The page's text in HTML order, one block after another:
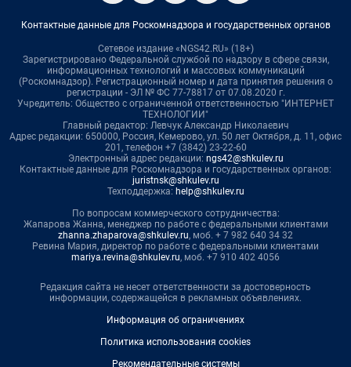
Контактные данные для Роскомнадзора и государственных органов
Сетевое издание «NGS42.RU» (18+)
Зарегистрировано Федеральной службой по надзору в сфере связи,
информационных технологий и массовых коммуникаций
(Роскомнадзор). Регистрационный номер и дата принятия решения о
регистрации - ЭЛ № ФС 77-78817 от 07.08.2020 г.
Учредитель: Общество с ограниченной ответственностью "ИНТЕРНЕТ
ТЕХНОЛОГИИ"
Главный редактор: Левчук Александр Николаевич
Адрес редакции: 650000, Россия, Кемерово, ул. 50 лет Октября, д. 11, офис
201, телефон +7 (3842) 23-22-60
Электронный адрес редакции: ngs42@shkulev.ru
Контактные данные для Роскомнадзора и государственных органов:
juristnsk@shkulev.ru
Техподдержка: help@shkulev.ru
По вопросам коммерческого сотрудничества:
Жапарова Жанна, менеджер по работе с федеральными клиентами
zhanna.zhaparova@shkulev.ru, моб. + 7 982 640 34 32
Ревина Мария, директор по работе с федеральными клиентами
mariya.revina@shkulev.ru, моб. +7 910 402 4056
Редакция сайта не несет ответственности за достоверность
информации, содержащейся в рекламных объявлениях.
Информация об ограничениях
Политика использования cookies
Рекомендательные системы